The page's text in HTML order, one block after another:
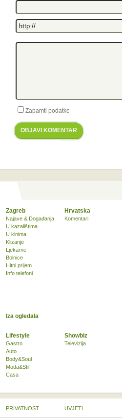
Zapamti podatke
OBJAVI KOMENTAR
Zagreb
Najave & Događanja
U kazalištima
U kinima
Klizanje
Ljekarne
Bolnice
Hitni prijem
Info telefoni
Hrvatska
Komentari
Lifestyle
Gastro
Auto
Body&Soul
Moda&Stil
Casa
Showbiz
Televizija
Iza ogledala
PRIVATNOST UVJETI